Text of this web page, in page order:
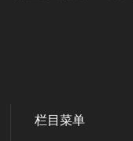
栏目菜单